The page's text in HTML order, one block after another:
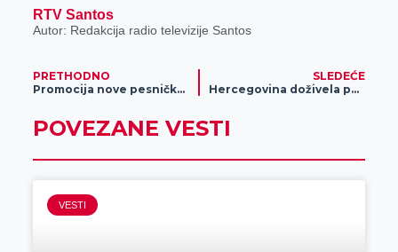
RTV Santos
Autor: Redakcija radio televizije Santos
PRETHODNO
Promocija nove pesničke zbirke pesnikinje Dragice Stojanović u izdanju Gradske narodne biblioteke „Žarko Zrenjanin“
SLEDEĆE
Hercegovina doživela poraz u derbiju kola
POVEZANE VESTI
VESTI